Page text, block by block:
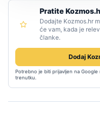
Pratite
Dodajte Kozmos.hr
će vam, kada je
članke.
Dodaj
Potrebno je biti prijavljen na
trenutku.